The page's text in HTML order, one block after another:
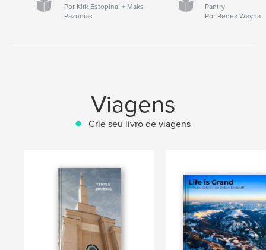
Por Kirk Estopinal + Maks
Pazuniak
Pantry
Por Renea Wayna
Viagens
Crie seu livro de viagens